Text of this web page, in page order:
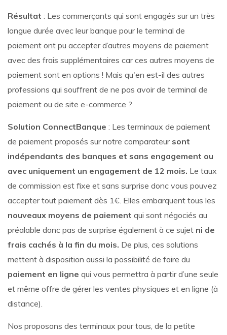
Résultat : Les commerçants qui sont engagés sur un très
longue durée avec leur banque pour le terminal de
paiement ont pu accepter d’autres moyens de paiement
avec des frais supplémentaires car ces autres moyens de
paiement sont en options ! Mais qu'en est-il des autres
professions qui souffrent de ne pas avoir de terminal de
paiement ou de site e-commerce ?
Solution ConnectBanque : Les terminaux de paiement
de paiement proposés sur notre comparateur sont
indépendants des banques et sans engagement ou
avec uniquement un engagement de 12 mois. Le taux
de commission est fixe et sans surprise donc vous pouvez
accepter tout paiement dès 1€. Elles embarquent tous les
nouveaux moyens de paiement qui sont négociés au
préalable donc pas de surprise également à ce sujet ni de
frais cachés à la fin du mois. De plus, ces solutions
mettent à disposition aussi la possibilité de faire du
paiement en ligne qui vous permettra à partir d’une seule
et même offre de gérer les ventes physiques et en ligne (à
distance).
Nos proposons des terminaux pour tous, de la petite